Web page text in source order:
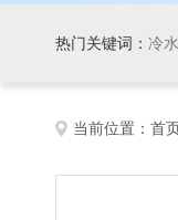
热门关键词： 冷
当前位置： 首